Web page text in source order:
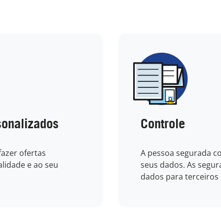
ofertas
e ao seu
Controle
A pessoa segurada
seus dados. As
dados para